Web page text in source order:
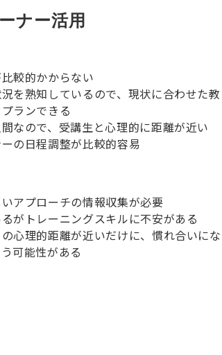
ナー活用
較的かからない
を熟知しているので、現状に合わせた教
ランできる
なので、受講生と心理的に距離が近い
ーの日程調整が比較的容易
アプローチの情報収集が必要
がトレーニングスキルに不安がある
心理的距離が近いだけに、慣れ合いにな
可能性がある